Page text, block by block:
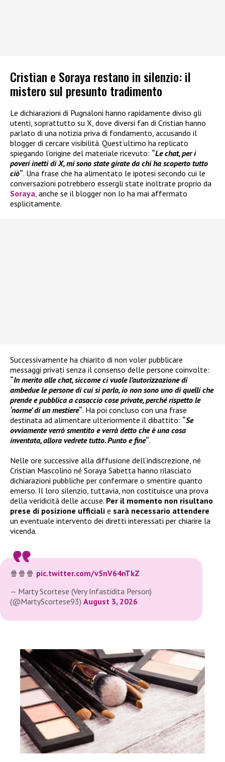
Cristian e Soraya restano in silenzio: il
mistero sul presunto tradimento
Le dichiarazioni di Pugnaloni hanno rapidamente diviso gli
utenti, soprattutto su X, dove diversi fan di Cristian hanno
parlato di una notizia priva di fondamento, accusando il
blogger di cercare visibilità. Quest’ultimo ha replicato
spiegando l’origine del materiale ricevuto: “Le chat, per i
poveri inetti di X, mi sono state girate da chi ha scoperto tutto
ciò“. Una frase che ha alimentato le ipotesi secondo cui le
conversazioni potrebbero essergli state inoltrate proprio da
Soraya , anche se il blogger non lo ha mai affermato
esplicitamente.
Successivamente ha chiarito di non voler pubblicare
messaggi privati senza il consenso delle persone coinvolte:
“In merito alle chat, siccome ci vuole l’autorizzazione di
ambedue le persone di cui si parla, io non sono uno di quelli che
prende e pubblica a casaccio cose private, perché rispetto le
‘norme’ di un mestiere“. Ha poi concluso con una frase
destinata ad alimentare ulteriormente il dibattito: “Se
ovviamente verrò smentito e verrà detto che è una cosa
inventata, allora vedrete tutto. Punto e fine“.
Nelle ore successive alla diffusione dell’indiscrezione, né
Cristian Mascolino né Soraya Sabetta hanno rilasciato
dichiarazioni pubbliche per confermare o smentire quanto
emerso. Il loro silenzio, tuttavia, non costituisce una prova
della veridicità delle accuse. Per il momento non risultano
prese di posizione ufficiali e sarà necessario attendere
un eventuale intervento dei diretti interessati per chiarire la
vicenda.
🍿🍿🍿 pic.twitter.com/v5nV64nTkZ
— Marty Scortese (Very Infastidita Person)
(@MartyScortese93) August 3, 2026